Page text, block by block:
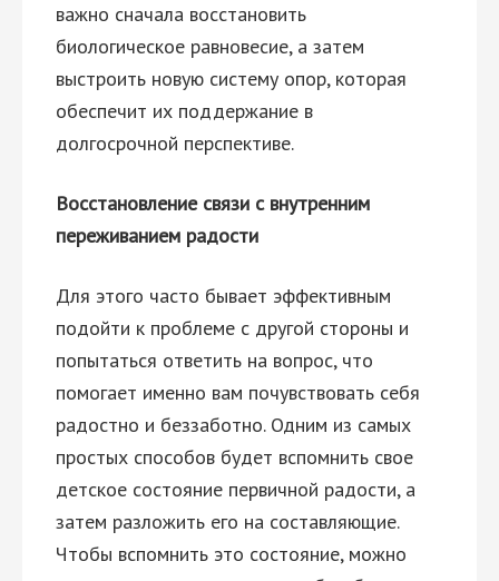
важно сначала восстановить
биологическое равновесие, а затем
выстроить новую систему опор, которая
обеспечит их поддержание в
долгосрочной перспективе.
Восстановление связи с внутренним
переживанием радости
Для этого часто бывает эффективным
подойти к проблеме с другой стороны и
попытаться ответить на вопрос, что
помогает именно вам почувствовать себя
радостно и беззаботно. Одним из самых
простых способов будет вспомнить свое
детское состояние первичной радости, а
затем разложить его на составляющие.
Чтобы вспомнить это состояние, можно